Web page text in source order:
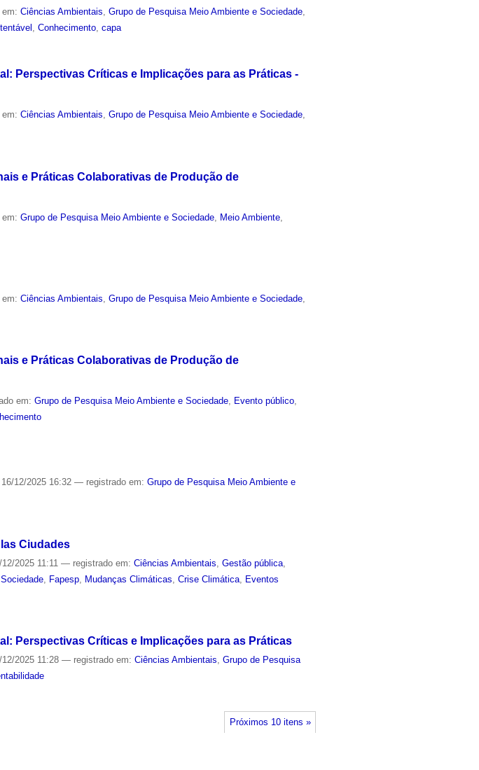
em:Ciências Ambientais,Grupo de Pesquisa Meio Ambiente e Sociedade,
,Conhecimento,capa
Perspectivas Críticas e Implicações para as Práticas -
em:Ciências Ambientais,Grupo de Pesquisa Meio Ambiente e Sociedade,
e Práticas Colaborativas de Produção de
em:Grupo de Pesquisa Meio Ambiente e Sociedade Meio Ambiente
em:Ciências Ambientais ,Grupo de Pesquisa Meio Ambiente e Sociedade
e Práticas Colaborativas de Produção de
em:Grupo de Pesquisa Meio Ambiente e Sociedade, Evento público,
16/12/2025 16:32— registrado em:Grupo de Pesquisa Meio Ambiente e
Ciudades
12/2025 11:11— registrado em:Ciências Ambientais ,Gestão pública
Fapesp Mudanças Climáticas ,Crise Climática Eventos
Perspectivas Críticas e Implicações para as Práticas
12/2025 11:28— registrado em:Ciências Ambientais,Grupo de Pesquisa
Próximos 10 itens »